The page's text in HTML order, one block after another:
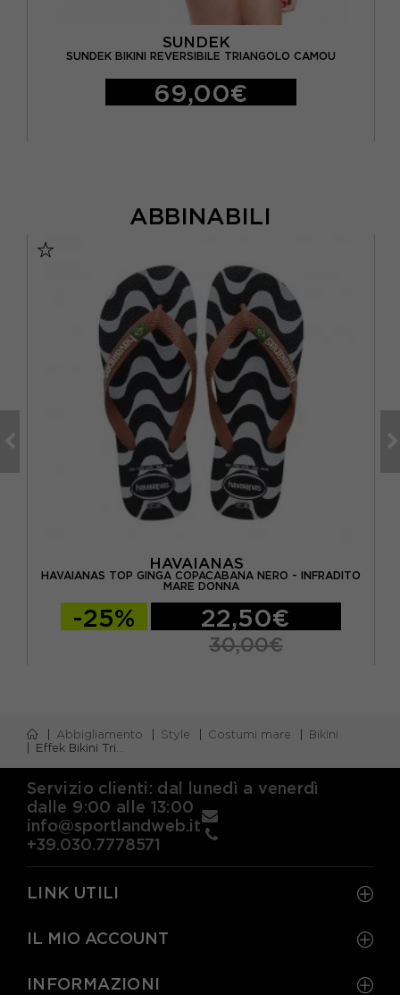
SUNDEK
SUNDEK BIKINI REVERSIBILE TRIANGOLO CAMOU
69,00€
ABBINABILI
HAVAIANAS
HAVAIANAS TOP GINGA COPACABANA NERO - INFRADITO
MARE DONNA
-25% 22,50€
30,00€
Abbigliamento Style Costumi mare
Bikini
Effek Bikini Triangolo Verde Acido Donna
Servizio clienti: dal lunedì a venerdì
dalle 9:00 alle 13:00
info@sportlandweb.it
+39.030.7778571
LINK UTILI
IL MIO ACCOUNT
INFORMAZIONI